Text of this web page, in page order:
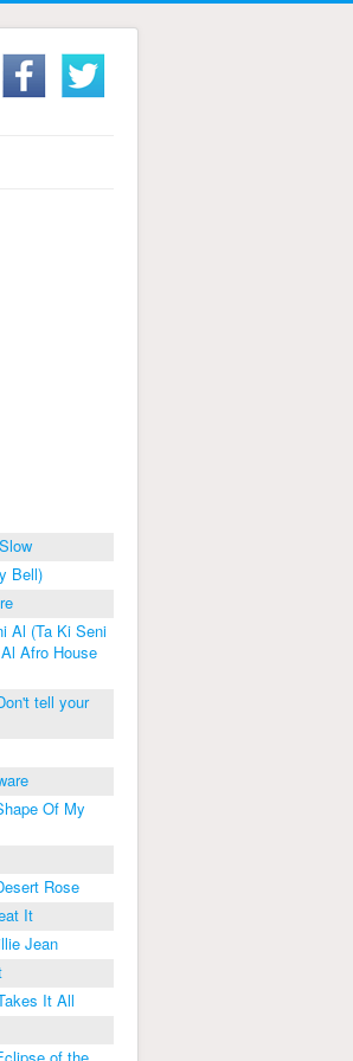
Bell)
Al (Ta Ki Seni
Afro House
tell your
Of My
Rose
It
Jean
It All